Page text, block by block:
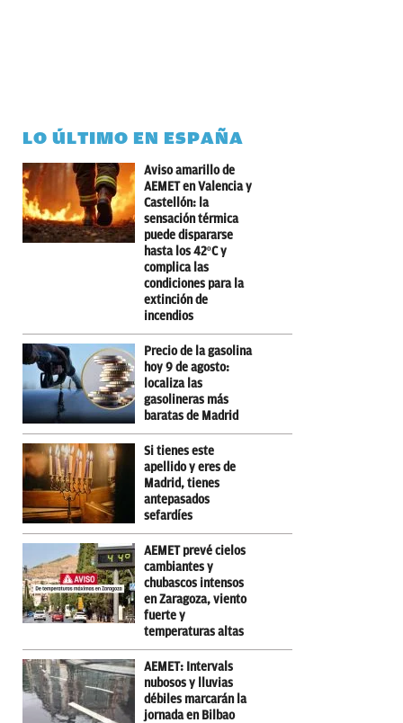
LO ÚLTIMO EN ESPAÑA
Aviso amarillo de
AEMET en Valencia y
Castellón: la
sensación térmica
puede dispararse
hasta los 42ºC y
complica las
condiciones para la
extinción de
incendios
Precio de la gasolina
hoy 9 de agosto:
localiza las
gasolineras más
baratas de Madrid
Si tienes este
apellido y eres de
Madrid, tienes
antepasados
sefardíes
AEMET prevé cielos
cambiantes y
chubascos intensos
en Zaragoza, viento
fuerte y
temperaturas altas
AEMET: Intervals
nubosos y lluvias
débiles marcarán la
jornada en Bilbao